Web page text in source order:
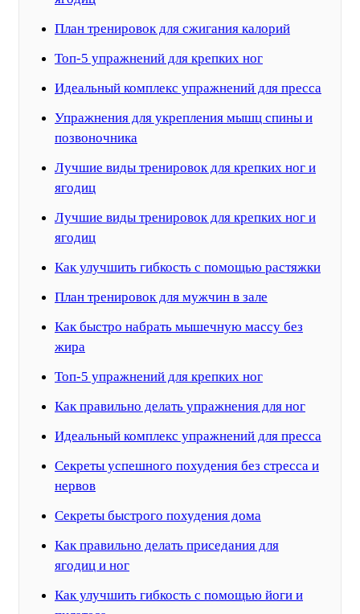
План тренировок для сжигания калорий
Топ-5 упражнений для крепких ног
Идеальный комплекс упражнений для пресса
Упражнения для укрепления мышц спины и
позвоночника
Лучшие виды тренировок для крепких ног и
ягодиц
Лучшие виды тренировок для крепких ног и
ягодиц
Как улучшить гибкость с помощью растяжки
План тренировок для мужчин в зале
Как быстро набрать мышечную массу без
жира
Топ-5 упражнений для крепких ног
Как правильно делать упражнения для ног
Идеальный комплекс упражнений для пресса
Секреты успешного похудения без стресса и
нервов
Секреты быстрого похудения дома
Как правильно делать приседания для
ягодиц и ног
Как улучшить гибкость с помощью йоги и